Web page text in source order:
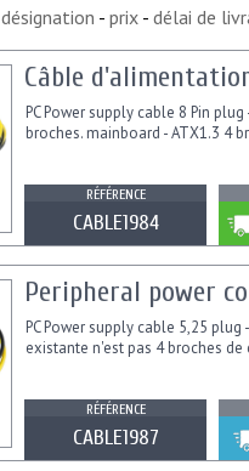
désignation - prix - délai de
Câble
PC Power supply cable 8 Pin
broches. mainboard - ATX1.3 4
RÉFÉRENCE
CABLE1984
Peripheral power
PC Power supply cable 5,25
existante n'est pas 4 broches
RÉFÉRENCE
CABLE1987